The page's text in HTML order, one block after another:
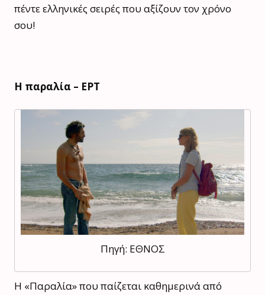
πέντε ελληνικές σειρές που αξίζουν τον χρόνο
σου!
Η παραλία – ΕΡΤ
Πηγή: ΕΘΝΟΣ
Η «Παραλία» που παίζεται καθημερινά από